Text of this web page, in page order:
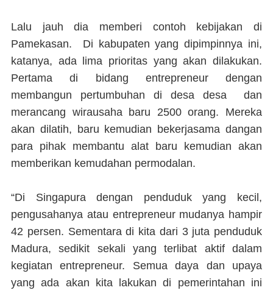
Lalu jauh dia memberi contoh kebijakan di
Pamekasan. Di kabupaten yang dipimpinnya ini,
katanya, ada lima prioritas yang akan dilakukan.
Pertama di bidang entrepreneur dengan
membangun pertumbuhan di desa desa dan
merancang wirausaha baru 2500 orang. Mereka
akan dilatih, baru kemudian bekerjasama dangan
para pihak membantu alat baru kemudian akan
memberikan kemudahan permodalan.
“Di Singapura dengan penduduk yang kecil,
pengusahanya atau entrepreneur mudanya hampir
42 persen. Sementara di kita dari 3 juta penduduk
Madura, sedikit sekali yang terlibat aktif dalam
kegiatan entrepreneur. Semua daya dan upaya
yang ada akan kita lakukan di pemerintahan ini